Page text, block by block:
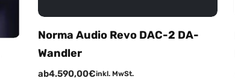
Norma Audio Revo DAC-2 DA-
Wandler
ab4.590,00€inkl. MwSt.